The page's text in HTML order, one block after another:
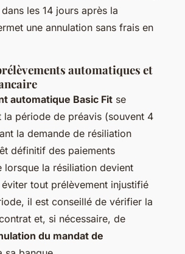
les 14 jours après la
une annulation sans frais en
automatiques et
automatique Basic Fit se
la période de préavis (souvent 4
la demande de résiliation
définitif des paiements
lorsque la résiliation devient
tout prélèvement injustifié
il est conseillé de vérifier la
et, si nécessaire, de
du mandat de